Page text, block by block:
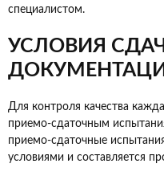
специалистом.
УСЛОВИЯ
Для контроля качества
приемо-сдаточным
приемо-сдаточные
условиями и составляется